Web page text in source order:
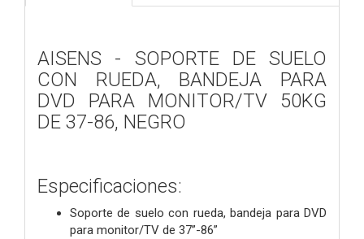
AISENS - SOPORTE DE SUELO
CON RUEDA, BANDEJA PARA
DVD PARA MONITOR/TV 50KG
DE 37-86, NEGRO
Especificaciones:
Soporte de suelo con rueda, bandeja para DVD
para monitor/TV de 37”-86”